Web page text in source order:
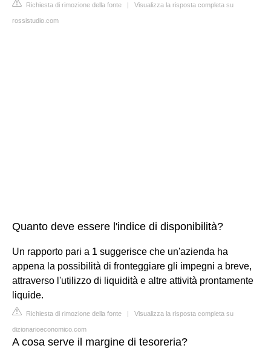
Richiesta di rimozione della fonte | Visualizza la risposta completa su
rossistudio.com
Quanto deve essere l'indice di disponibilità?
Un rapporto pari a 1 suggerisce che un'azienda ha
appena la possibilità di fronteggiare gli impegni a breve,
attraverso l'utilizzo di liquidità e altre attività prontamente
liquide.
Richiesta di rimozione della fonte | Visualizza la risposta completa su
dizionarioeconomico.com
A cosa serve il margine di tesoreria?